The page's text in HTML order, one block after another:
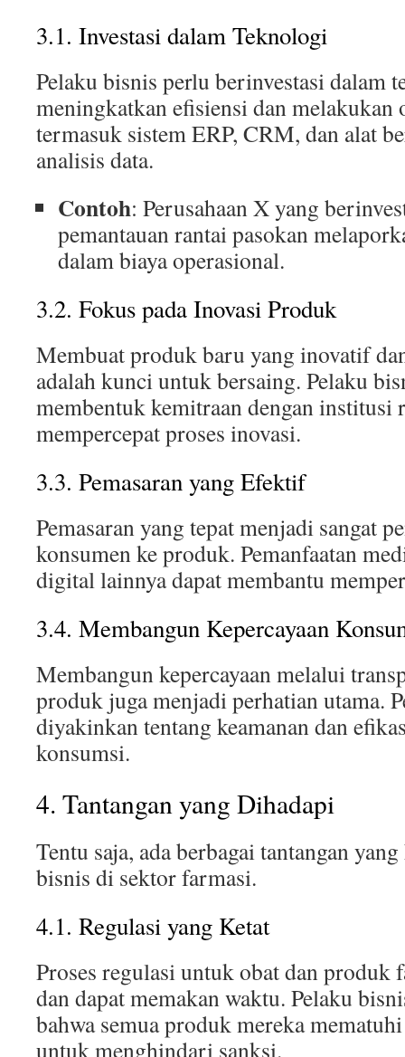
3.1. Investasi dalam Teknologi
Pelaku bisnis perlu berinvestasi dalam
meningkatkan efisiensi dan melakukan
termasuk sistem ERP, CRM, dan alat
analisis data.
Contoh: Perusahaan X yang
pemantauan rantai pasokan
dalam biaya operasional.
3.2. Fokus pada Inovasi Produk
Membuat produk baru yang inovatif
adalah kunci untuk bersaing. Pelaku
membentuk kemitraan dengan institusi
mempercepat proses inovasi.
3.3. Pemasaran yang Efektif
Pemasaran yang tepat menjadi sangat
konsumen ke produk. Pemanfaatan
digital lainnya dapat membantu
3.4. Membangun Kepercayaan
Membangun kepercayaan melalui
produk juga menjadi perhatian utama.
diyakinkan tentang keamanan dan
konsumsi.
4. Tantangan yang Dihadapi
Tentu saja, ada berbagai tantangan
bisnis di sektor farmasi.
4.1. Regulasi yang Ketat
Proses regulasi untuk obat dan produk
dan dapat memakan waktu. Pelaku
bahwa semua produk mereka
untuk menghindari sanksi.